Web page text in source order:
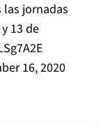
jornadas
13 de
16, 2020